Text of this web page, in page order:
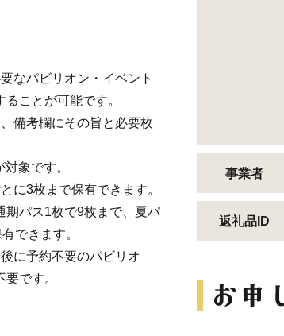
なパビリオン・イベント
ことが可能です。
備考欄にその旨と必要枚
象です。
に3枚まで保有できます。
パス1枚で9枚まで、夏パ
できます。
に予約不要のパビリオ
です。
事業者
返礼品ID